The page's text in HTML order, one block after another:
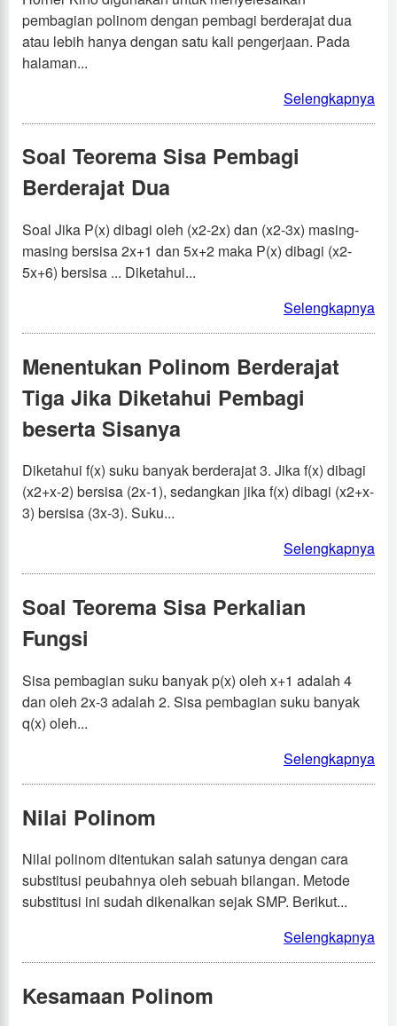
pembagian polinom dengan pembagi berderajat dua
atau lebih hanya dengan satu kali pengerjaan. Pada
halaman...
Selengkapnya
Soal Teorema Sisa Pembagi
Berderajat Dua
Soal Jika P(x) dibagi oleh (x2-2x) dan (x2-3x) masing-
masing bersisa 2x+1 dan 5x+2 maka P(x) dibagi (x2-
5x+6) bersisa ... Diketahui...
Selengkapnya
Menentukan Polinom Berderajat
Tiga Jika Diketahui Pembagi
beserta Sisanya
Diketahui f(x) suku banyak berderajat 3. Jika f(x) dibagi
(x2+x-2) bersisa (2x-1), sedangkan jika f(x) dibagi (x2+x-
3) bersisa (3x-3). Suku...
Selengkapnya
Soal Teorema Sisa Perkalian
Fungsi
Sisa pembagian suku banyak p(x) oleh x+1 adalah 4
dan oleh 2x-3 adalah 2. Sisa pembagian suku banyak
q(x) oleh...
Selengkapnya
Nilai Polinom
Nilai polinom ditentukan salah satunya dengan cara
substitusi peubahnya oleh sebuah bilangan. Metode
substitusi ini sudah dikenalkan sejak SMP. Berikut...
Selengkapnya
Kesamaan Polinom